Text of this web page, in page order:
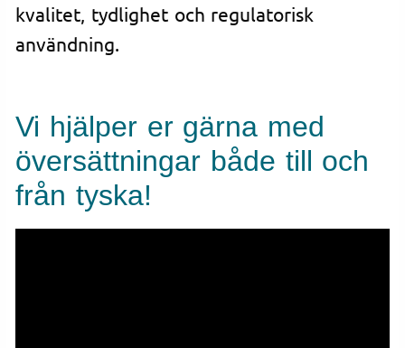
kvalitet, tydlighet och regulatorisk
användning.
Vi hjälper er gärna med
översättningar både till och
från tyska!